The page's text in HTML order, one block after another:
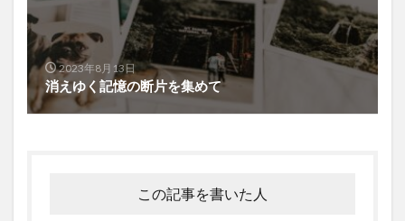
2023年8月13日
消えゆく記憶の断片を集めて
この記事を書いた人